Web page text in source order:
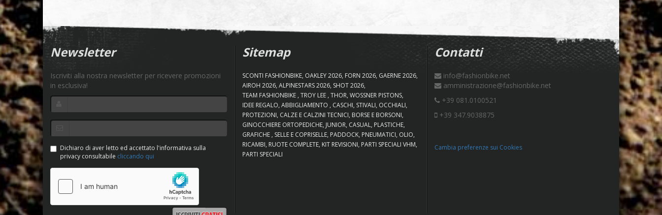
Newsletter
Iscriviti alla nostra newsletter per ricevere promozioni
in esclusiva!
Dichiaro di aver letto ed accettato l'informativa sulla
privacy consultabile cliccando qui
Sitemap
SCONTI FASHIONBIKE OAKLEY 2026 FORN 2026 GAERNE 2026
AIROH 2026 ALPINESTARS 2026 SHOT 2026
TEAM FASHIONBIKE TROY LEE THOR WOSSNER PISTONS
IDEE REGALO ABBIGLIAMENTO CASCHI STIVALI OCCHIALI
PROTEZIONI CALZE E CALZINI TECNICI BORSE E BORSONI
GINOCCHIERE ORTOPEDICHE JUNIOR CASUAL PLASTICHE
GRAFICHE SELLE E COPRISELLE PADDOCK PNEUMATICI OLIO
RICAMBI RUOTE COMPLETE KIT REVISIONI PARTI SPECIALI VHM
PARTI SPECIALI
Contatti
info@fashionbike.net
amministrazione@fashionbike.net
+39 081.0100521
+39 347.9038875
Cambia preferenze sui Cookies